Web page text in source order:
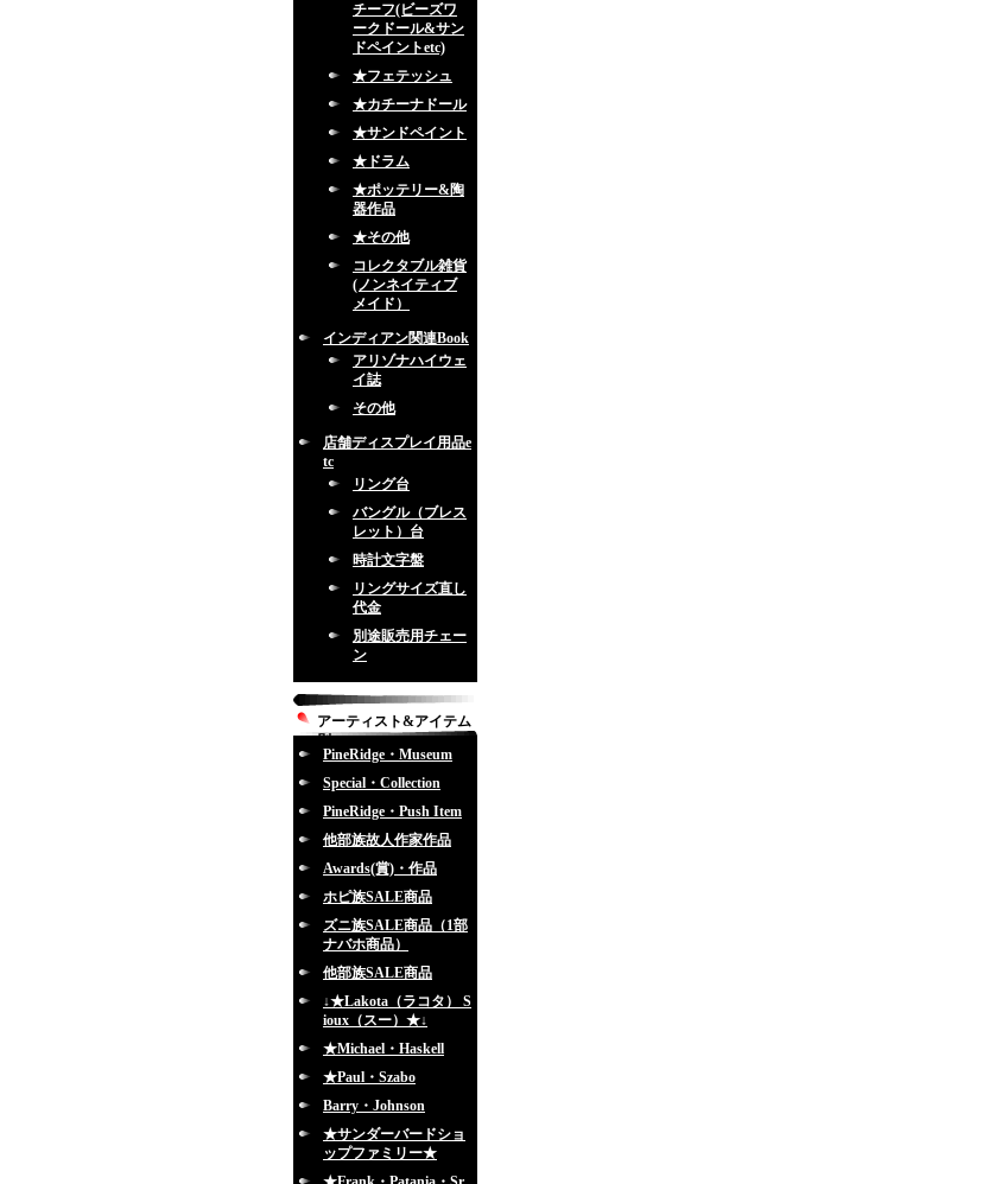
チーフ(ビーズワ
ークドール&サン
ドペイントetc)
★フェテッシュ
★カチーナドール
★サンドペイント
★ドラム
★ポッテリー&陶
器作品
★その他
コレクタブル雑貨
(ノンネイティブ
メイド）
インディアン関連Book
アリゾナハイウェ
イ誌
その他
店舗ディスプレイ用品e
tc
リング台
バングル（ブレス
レット）台
時計文字盤
リングサイズ直し
代金
別途販売用チェー
ン
アーティスト&アイテム
別
PineRidge・Museum
Special・Collection
PineRidge・Push Item
他部族故人作家作品
Awards(賞)・作品
ホピ族SALE商品
ズニ族SALE商品（1部
ナバホ商品）
他部族SALE商品
↓★Lakota（ラコタ） S
ioux（スー）★↓
★Michael・Haskell
★Paul・Szabo
Barry・Johnson
★サンダーバードショ
ップファミリー★